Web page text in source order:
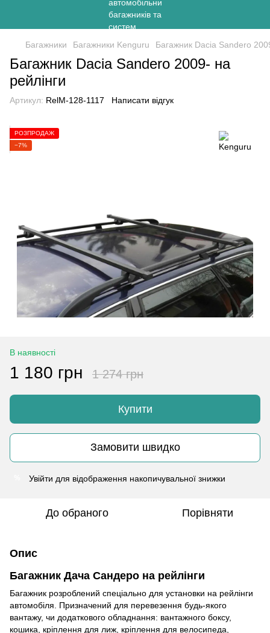
Багажники Багажники Kenguru Багажник Dacia Sandero
Багажник Dacia Sandero 2009- на
рейлінги
Артикул: RelM-128-1117 Написати відгук
РОЗПРОДАЖ
−7%
В наявності
1 180 грн 1 274 грн
Купити
Замовити швидко
Увійти для відображення накопичувальної знижки
До обраного Порівняти
Опис
Багажник Дача Сандеро на рейлінги
Багажник розроблений спеціально для установки на рейлінги
автомобіля. Призначений для перевезення будь-якого
вантажу, чи додаткового обладнання: вантажного боксу,
кошика, кріплення для лиж, кріплення для велосипеда,